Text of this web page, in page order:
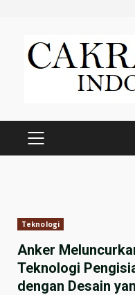
content
PRIMARY
Teknologi
Anker
Teknologi
dengan Desain